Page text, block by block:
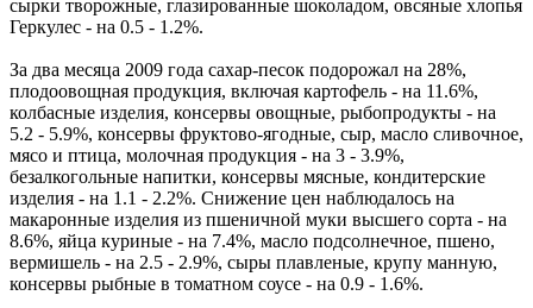
сырки творожные, глазированные шоколадом, овсяные хлопья
Геркулес - на 0.5 - 1.2%.
За два месяца 2009 года сахар-песок подорожал на 28%,
плодоовощная продукция, включая картофель - на 11.6%,
колбасные изделия, консервы овощные, рыбопродукты - на
5.2 - 5.9%, консервы фруктово-ягодные, сыр, масло сливочное,
мясо и птица, молочная продукция - на 3 - 3.9%,
безалкогольные напитки, консервы мясные, кондитерские
изделия - на 1.1 - 2.2%. Снижение цен наблюдалось на
макаронные изделия из пшеничной муки высшего сорта - на
8.6%, яйца куриные - на 7.4%, масло подсолнечное, пшено,
вермишель - на 2.5 - 2.9%, сыры плавленые, крупу манную,
консервы рыбные в томатном соусе - на 0.9 - 1.6%.